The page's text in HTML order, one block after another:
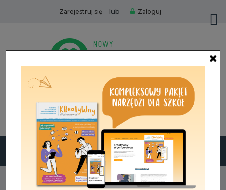
Zarejestruj się lub Zaloguj